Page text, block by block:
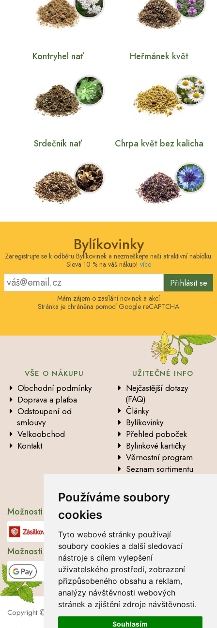
Používáme soubory
cookies
Tyto webové stránky používají
soubory cookies a další sledovací
nástroje s cílem vylepšení
uživatelského prostředí, zobrazení
přizpůsobeného obsahu a reklam,
analýzy návštěvnosti webových
stránek a zjištění zdroje návštěvnosti.
Souhlasím
Kontryhel nať Heřmánek květ
Srdečník nať Chrpa květ bez kalicha
Bylíkovinky
Zaregistrujte se k odběru Bylíkovinek a nezmeškejte naši atraktivní nabídku.
Sleva 10 % na váš nákup! více
Přihlásit se
Mám zájem o zasílání novinek a akcí
Stránka je chráněna pomocí Google reCAPTCHA
VŠE O NÁKUPU
Obchodní podmínky
Doprava a platba
Odstoupení od
smlouvy
Velkoobchod
Kontakt
UŽITEČNÉ INFO
Nejčastější dotazy
(FAQ)
Články
Bylíkovinky
Přehled poboček
Bylinkové kartičky
Věrnostní program
Seznam sortimentu
údajů
Možnosti dopravy
Možnosti platby
Copyright
2026 Lbros s.r.o.